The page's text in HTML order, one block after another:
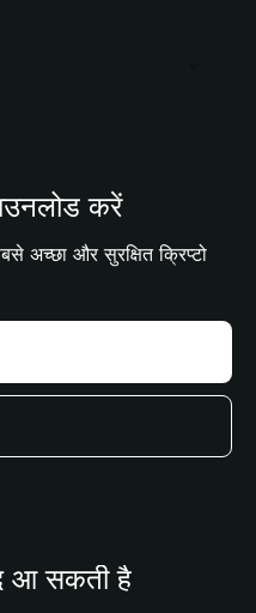
करें
अच्छा और सुरक्षित क्रिप्टो
आ सकती है